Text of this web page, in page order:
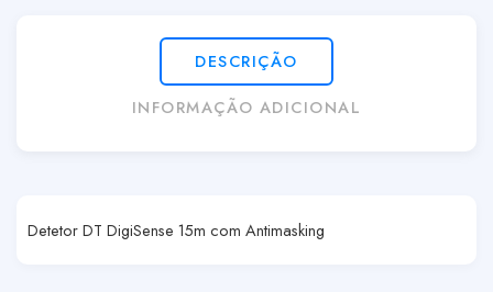
DESCRIÇÃO
INFORMAÇÃO ADICIONAL
Detetor DT DigiSense 15m com Antimasking